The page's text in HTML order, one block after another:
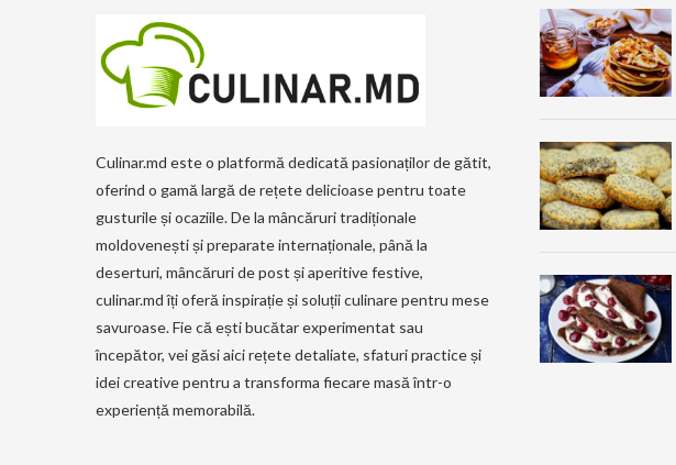
Culinar.md este o platformă dedicată pasionaților de gătit,
oferind o gamă largă de rețete delicioase pentru toate
gusturile și ocaziile. De la mâncăruri tradiționale
moldovenești și preparate internaționale, până la
deserturi, mâncăruri de post și aperitive festive,
culinar.md îți oferă inspirație și soluții culinare pentru mese
savuroase. Fie că ești bucătar experimentat sau
începător, vei găsi aici rețete detaliate, sfaturi practice și
idei creative pentru a transforma fiecare masă într-o
experiență memorabilă.